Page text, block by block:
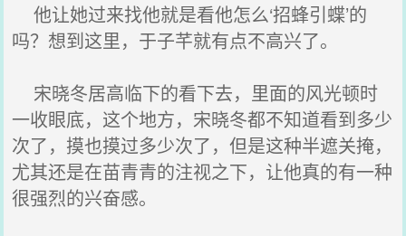
他让她过来找他就是看他怎么‘招蜂引蝶’的
吗？想到这里，于子芊就有点不高兴了。
宋晓冬居高临下的看下去，里面的风光顿时
一收眼底，这个地方，宋晓冬都不知道看到多少
次了，摸也摸过多少次了，但是这种半遮关掩，
尤其还是在苗青青的注视之下，让他真的有一种
很强烈的兴奋感。